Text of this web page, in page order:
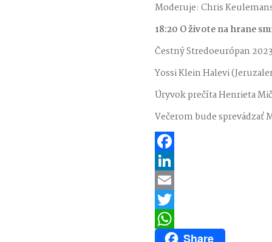
Moderuje: Chris
18:20 O živote na hrane
Čestný Stredoeurópan
Yossi Klein Halevi
Úryvok prečíta Henrieta
Večerom bude sprevádzať
Facebook
LinkedIn
Email
Twitter
WhatsAppShare